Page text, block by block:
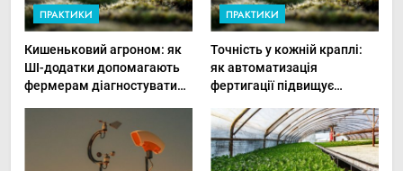
ПРАКТИКИ
Кишеньковий агроном: як
ШІ-додатки допомагають
фермерам діагностувати
ПРАКТИКИ
Точність у кожній краплі:
як автоматизація
фертигації підвищує